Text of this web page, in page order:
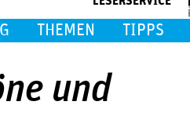
THEMEN TIPPS
und